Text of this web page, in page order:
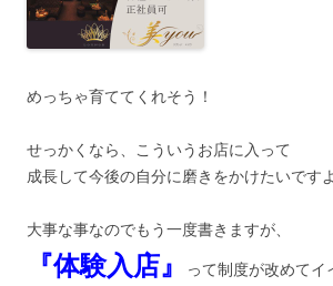
めっちゃ育ててくれそう！
せっかくなら、こういうお店に入って
成長して今後の自分に磨きをかけたいです
大事な事なのでもう一度書きますが、
『体験入店』
って制度が改めてイ